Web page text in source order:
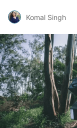
Komal Singh